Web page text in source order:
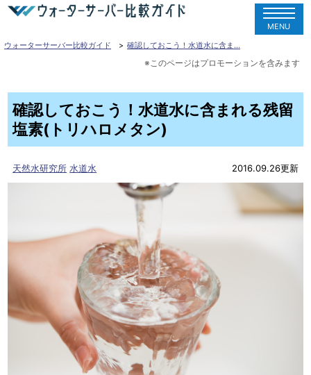
MENU
ウォーターサーバー比較ガイド
確認しておこう！水道水に含ま…
確認しておこう！水道水に含まれる残留
塩素(トリハロメタン)
天然水研究所 水道水 2016.09.26更新